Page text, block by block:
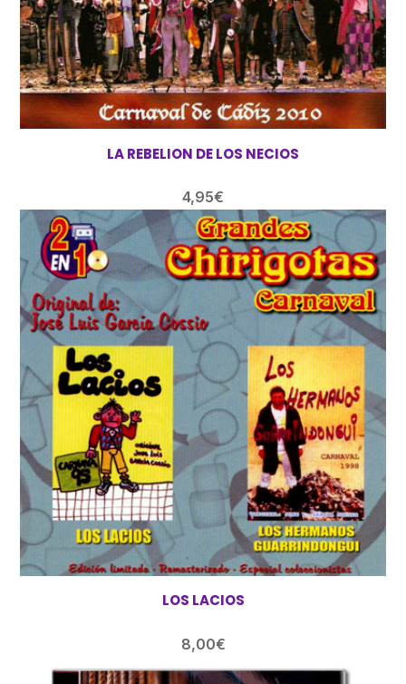
LA REBELION DE LOS NECIOS
4,95€
LOS LACIOS
8,00€